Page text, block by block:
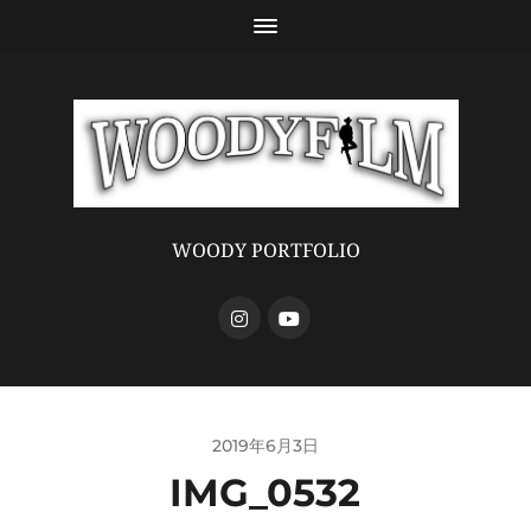
WOODY PORTFOLIO
2019年6月3日
IMG_0532